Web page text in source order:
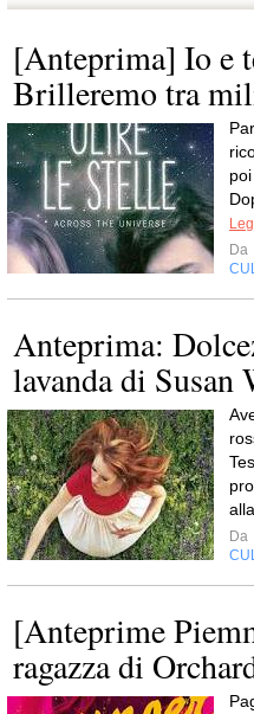
[Anteprima] Io e
Brilleremo tra
Da
Anteprima:
lavanda di Susan
Da
[Anteprime
ragazza di